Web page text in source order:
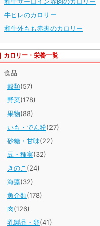
牛ヒレのカロリー
和牛外もも赤肉のカロリー
カロリー・栄養一覧
食品
穀類(57)
野菜(178)
果物(88)
いも・でん粉(27)
砂糖・甘味(22)
豆・種実(32)
きのこ (24)
海藻(32)
魚介類(178)
肉(126)
乳製品・卵(41)